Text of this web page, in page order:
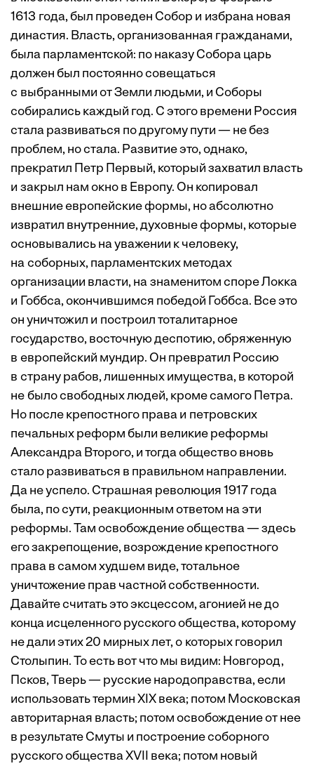
1613 года, был проведен Собор и избрана новая
династия. Власть, организованная гражданами,
была парламентской: по наказу Собора царь
должен был постоянно совещаться
с выбранными от Земли людьми, и Соборы
собирались каждый год. С этого времени Россия
стала развиваться по другому пути — не без
проблем, но стала. Развитие это, однако,
прекратил Петр Первый, который захватил власть
и закрыл нам окно в Европу. Он копировал
внешние европейские формы, но абсолютно
извратил внут­ренние, духовные формы, которые
основывались на уважении к человеку,
на соборных, парламентских методах
организации власти, на знаменитом споре Локка
и Гоббса, окончившимся победой Гоббса. Все это
он уничтожил и построил тоталитарное
государство, восточную деспотию, обряженную
в европейский мундир. Он превратил Россию
в страну рабов, лишенных имущества, в которой
не было свободных людей, кроме самого Петра.
Но после крепостного права и пет­ровских
печальных реформ были великие реформы
Александра ­Второго, и тогда общество вновь
стало развиваться в правильном направлении.
Да не успело. Страшная революция 1917 года
была, по сути, реакционным ответом на эти
реформы. Там освобождение общества — здесь
его закрепощение, возрождение крепостного
права в самом худшем виде, тотальное
уничтожение прав частной собственности.
Давайте считать это эксцессом, агонией не до
конца исцеленного русского общества, которому
не дали этих 20 мирных лет, о которых говорил
Столыпин. То есть вот что мы видим: Новгород,
Псков, Тверь — русские народоправства, если
использовать термин XIX века; потом Московская
авторитарная власть; потом освобож­дение от нее
в результате Смуты и построение соборного
русского общества XVII века; потом новый